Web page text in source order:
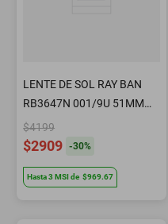
LENTE DE SOL RAY BAN
RB3647N 001/9U 51MM
PLATA
$4199
$2909 -30%
Hasta3 MSIde $969.67